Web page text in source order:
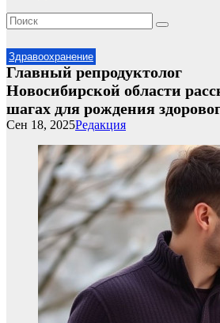
Здравоохранение
Главный репродуктолог
Новосибирской области
шагах для рождения
Редакция
Сен 18, 2025